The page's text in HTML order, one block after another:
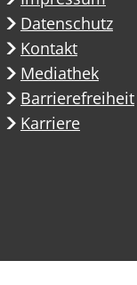
Datenschutz
Kontakt
Mediathek
Barrierefreiheit
Karriere